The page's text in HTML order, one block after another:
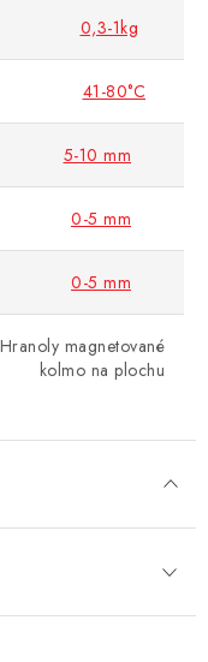
0,3-1kg
41-80°C
5-10 mm
0-5 mm
0-5 mm
Hranoly magnetované
kolmo na plochu